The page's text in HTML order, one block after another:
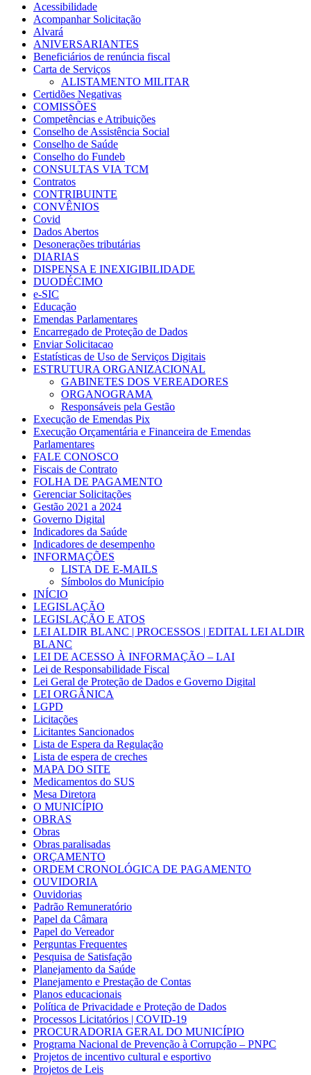
Acessibilidade
Acompanhar Solicitação
Alvará
ANIVERSARIANTES
Beneficiários de renúncia fiscal
Carta de Serviços
ALISTAMENTO MILITAR
Certidões Negativas
COMISSÕES
Competências e Atribuições
Conselho de Assistência Social
Conselho de Saúde
Conselho do Fundeb
CONSULTAS VIA TCM
Contratos
CONTRIBUINTE
CONVÊNIOS
Covid
Dados Abertos
Desonerações tributárias
DIARIAS
DISPENSA E INEXIGIBILIDADE
DUODÉCIMO
e-SIC
Educação
Emendas Parlamentares
Encarregado de Proteção de Dados
Enviar Solicitacao
Estatísticas de Uso de Serviços Digitais
ESTRUTURA ORGANIZACIONAL
GABINETES DOS VEREADORES
ORGANOGRAMA
Responsáveis pela Gestão
Execução de Emendas Pix
Execução Orçamentária e Financeira de Emendas
Parlamentares
FALE CONOSCO
Fiscais de Contrato
FOLHA DE PAGAMENTO
Gerenciar Solicitações
Gestão 2021 a 2024
Governo Digital
Indicadores da Saúde
Indicadores de desempenho
INFORMAÇÕES
LISTA DE E-MAILS
Símbolos do Município
INÍCIO
LEGISLAÇÃO
LEGISLAÇÃO E ATOS
LEI ALDIR BLANC | PROCESSOS | EDITAL LEI ALDIR
BLANC
LEI DE ACESSO À INFORMAÇÃO – LAI
Lei de Responsabilidade Fiscal
Lei Geral de Proteção de Dados e Governo Digital
LEI ORGÂNICA
LGPD
Licitações
Licitantes Sancionados
Lista de Espera da Regulação
Lista de espera de creches
MAPA DO SITE
Medicamentos do SUS
Mesa Diretora
O MUNICÍPIO
OBRAS
Obras
Obras paralisadas
ORÇAMENTO
ORDEM CRONOLÓGICA DE PAGAMENTO
OUVIDORIA
Ouvidorias
Padrão Remuneratório
Papel da Câmara
Papel do Vereador
Perguntas Frequentes
Pesquisa de Satisfação
Planejamento da Saúde
Planejamento e Prestação de Contas
Planos educacionais
Política de Privacidade e Proteção de Dados
Processos Licitatórios | COVID-19
PROCURADORIA GERAL DO MUNICÍPIO
Programa Nacional de Prevenção à Corrupção – PNPC
Projetos de incentivo cultural e esportivo
Projetos de Leis